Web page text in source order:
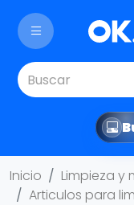
Inicio
Limpieza y
Articulos para